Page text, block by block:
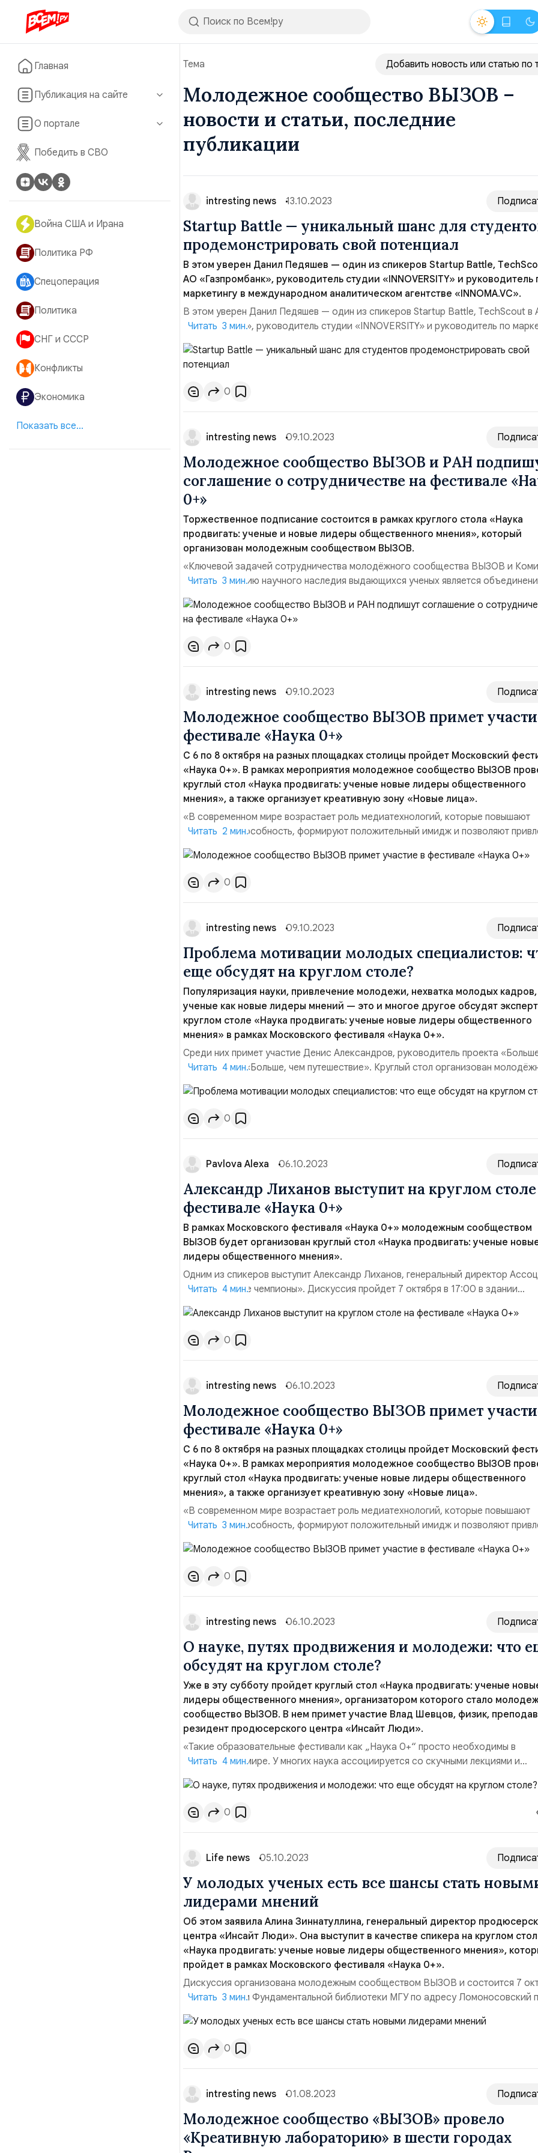
Главная
Публикация на сайте
О портале
Победить в СВО
Война США и Ирана
Политика РФ
Спецоперация
Политика
СНГ и СССР
Конфликты
Экономика
Показать все...
Тема Добавить новость или статью по
Молодежное сообщество ВЫЗОВ –
новости и статьи, последние
публикации
intresting news 13.10.2023
Startup Battle — уникальный шанс для
продемонстрировать свой потенциал
В этом уверен Данил Педяшев — один из спикеров Startup Battle,
АО «Газпромбанк», руководитель студии «INNOVERSITY» и руководитель
маркетингу в международном аналитическом агентстве «INNOMA.VC».
В этом уверен Данил Педяшев — один из спикеров Startup Battle, ТechScout в
«Газпромбанк», руководитель студии «INNOVERSITY» и руководитель по
в международном аналитическом агентстве «INNOMA. VC». Он будет выступать
рамках Startup Battle на очном мероприятии в Альметьевске с 25 по 28 октября.
«Создание „моста“ между наукой и биз...
Читать 3 мин.
0
intresting news 09.10.2023
Молодежное сообщество ВЫЗОВ и РАН
соглашение о сотрудничестве на фестивале
0+»
Торжественное подписание состоится в рамках круглого стола «Наука
продвигать: ученые и новые лидеры общественного мнения», который
организован молодежным сообществом ВЫЗОВ.
«Ключевой задачей сотрудничества молодёжного сообщества ВЫЗОВ и
РАН по изучению научного наследия выдающихся ученых является
ресурсов Комиссии РАН и медиапространства в работе с молодёжью,
интерес к науке и культуре. Все это должно сформировать синергетический
создав мощный драйвер для популяризации науки в медиа...
Читать 3 мин.
0
intresting news 09.10.2023
Молодежное сообщество ВЫЗОВ примет
фестивале «Наука 0+»
С 6 по 8 октября на разных площадках столицы пройдет Московский
«Наука 0+». В рамках мероприятия молодежное сообщество ВЫЗОВ
круглый стол «Наука продвигать: ученые новые лидеры общественного
мнения», а также организует креативную зону «Новые лица».
«В современном мире возрастает роль медиатехнологий, которые повышают
конкурентоспособность, формируют положительный имидж и позволяют
инвестиции. Это крайне важно, особенно для молодых ученых, которые
пике технологических процессов, но иногда забывают, что для достижения
необходимо быть известными и уметь популяризировать с...
Читать 2 мин.
0
intresting news 09.10.2023
Проблема мотивации молодых специалистов:
еще обсудят на круглом столе?
Популяризация науки, привлечение молодежи, нехватка молодых кадров,
ученые как новые лидеры мнений — это и многое другое обсудят
круглом столе «Наука продвигать: ученые новые лидеры общественного
мнения» в рамках Московского фестиваля «Наука 0+».
Среди них примет участие Денис Александров, руководитель проекта
работа» АНО «Больше, чем путешествие». Круглый стол организован
сообществом ВЫЗОВ и пройдет 7 октября в 17:00 в здании Фундаментальной
библиотеки МГУ по адресу Ломоносовский просп., 27. «В каждом городе, где я
независимо от того, миллионник это, ...
Читать 4 мин.
0
Pavlova Alexa 06.10.2023
Александр Лиханов выступит на круглом
фестивале «Наука 0+»
В рамках Московского фестиваля «Наука 0+» молодежным сообществом
ВЫЗОВ будет организован круглый стол «Наука продвигать: ученые
лидеры общественного мнения».
Одним из спикеров выступит Александр Лиханов, генеральный директор
«национальные чемпионы». Дискуссия пройдет 7 октября в 17:00 в здании
Фундаментальной библиотеки МГУ по адресу Ломоносовский просп., 27.
дать понять молодым ученым, что путей для развития и продвижения —
особенно в медиасреде. Их достижения должны стать ...
Читать 4 мин.
0
intresting news 06.10.2023
Молодежное сообщество ВЫЗОВ примет
фестивале «Наука 0+»
С 6 по 8 октября на разных площадках столицы пройдет Московский
«Наука 0+». В рамках мероприятия молодежное сообщество ВЫЗОВ
круглый стол «Наука продвигать: ученые новые лидеры общественного
мнения», а также организует креативную зону «Новые лица».
«В современном мире возрастает роль медиатехнологий, которые повышают
конкурентоспособность, формируют положительный имидж и позволяют
инвестиции. Это крайне важно, особенно для молодых ученых, которые
пике технологических процессов, но иногда забывают, что для достижения
необходимо быть известными и уметь популяризировать с...
Читать 3 мин.
0
intresting news 06.10.2023
О науке, путях продвижения и молодежи: что
обсудят на круглом столе?
Уже в эту субботу пройдет круглый стол «Наука продвигать: ученые
лидеры общественного мнения», организатором которого стало
сообщество ВЫЗОВ. В нем примет участие Влад Шевцов, физик,
резидент продюсерского центра «Инсайт Люди».
«Такие образовательные фестивали как „Наука 0+“ просто необходимы в
современном мире. У многих наука ассоциируется со скучными лекциями и
сложными терминами, но это не так. С каждым годом мы видим все больше
ученных в инфополе, которые доказывают обратное. Важно эту тенденцию
сохранить и преумножить. С помощью медиаплатформ теперь можн...
Читать 4 мин.
0
Life news 05.10.2023
У молодых ученых есть все шансы стать
лидерами мнений
Об этом заявила Алина Зиннатуллина, генеральный директор
центра «Инсайт Люди». Она выступит в качестве спикера на круглом
«Наука продвигать: ученые новые лидеры общественного мнения»,
пройдет в рамках Московского фестиваля «Наука 0+».
Дискуссия организована молодежным сообществом ВЫЗОВ и состоится 7
17:00 в здании Фундаментальной библиотеки МГУ по адресу Ломоносовский
27. «Сегодня мы видим, что зрители проявляют интерес к такой сложной, но
интересной теме как наука. Именно поэтому у молодых ученых есть все шансы
новыми лидерами мнений. Главное — уметь грамотно...
Читать 3 мин.
0
intresting news 01.08.2023
Молодежное сообщество «ВЫЗОВ» провело
«Креативную лабораторию» в шести городах